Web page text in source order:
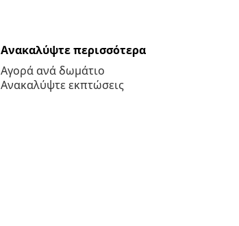
Ανακαλύψτε περισσότερα
Αγορά ανά δωμάτιο
Ανακαλύψτε εκπτώσεις